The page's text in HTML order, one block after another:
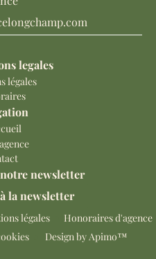
legales
légales
newsletter
la newsletter
légales
Honoraires d'agence
Design byApimo™